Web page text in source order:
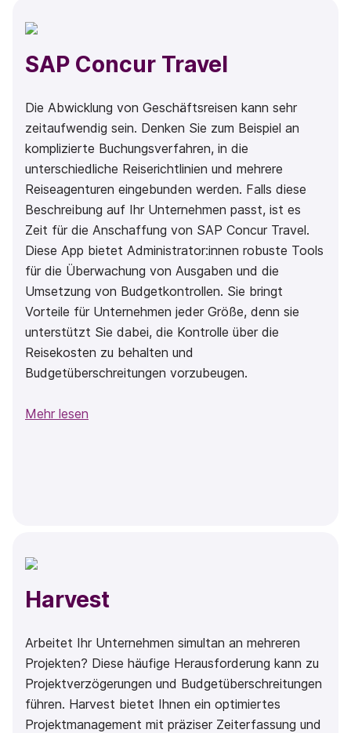
SAP Concur Travel
Die Abwicklung von Geschäftsreisen kann sehr
zeitaufwendig sein. Denken Sie zum Beispiel an
komplizierte Buchungsverfahren, in die
unterschiedliche Reiserichtlinien und mehrere
Reiseagenturen eingebunden werden. Falls diese
Beschreibung auf Ihr Unternehmen passt, ist es
Zeit für die Anschaffung von SAP Concur Travel.
Diese App bietet Administrator:innen robuste Tools
für die Überwachung von Ausgaben und die
Umsetzung von Budgetkontrollen. Sie bringt
Vorteile für Unternehmen jeder Größe, denn sie
unterstützt Sie dabei, die Kontrolle über die
Reisekosten zu behalten und
Budgetüberschreitungen vorzubeugen.
Mehr lesen
Harvest
Arbeitet Ihr Unternehmen simultan an mehreren
Projekten? Diese häufige Herausforderung kann zu
Projektverzögerungen und Budgetüberschreitungen
führen. Harvest bietet Ihnen ein optimiertes
Projektmanagement mit präziser Zeiterfassung und